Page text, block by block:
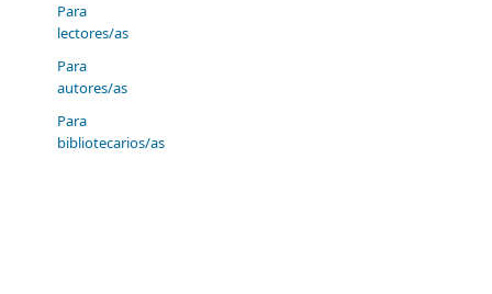
Para
lectores/as
Para
autores/as
Para
bibliotecarios/as